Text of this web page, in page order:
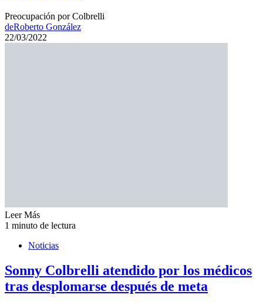
Preocupación por Colbrelli
deRoberto González
22/03/2022
Leer Más
1 minuto de lectura
Noticias
Sonny Colbrelli atendido por los médicos
tras desplomarse después de meta